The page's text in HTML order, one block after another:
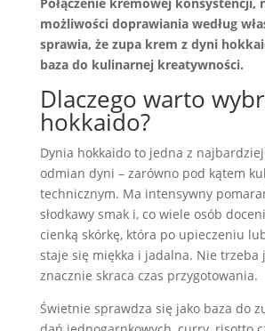
możliwości doprawiania według
sprawia, że zupa krem z dyni
baza do kulinarnej kreatywności.
Dlaczego warto
hokkaido?
Dynia hokkaido to jedna z
odmian dyni – zarówno pod kątem
technicznym. Ma intensywny
słodkawy smak i, co wiele osób
cienką skórkę, która po upieczeniu
staje się miękka i jadalna. Nie trzeba
znacznie skraca czas przygotowania.
Świetnie sprawdza się jako baza do